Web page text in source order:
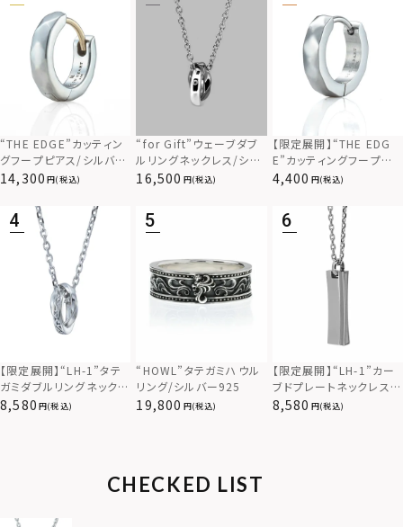
“THE EDGE”カッティン
グフープピアス/シルバー
925
14,300 (税込)
“for Gift”ウェーブダブ
ルリングネックレス/シル
バー×ブラック/シルバー
16,500 (税込)
【限定展開】“THE EDG
E”カッティングフープピ
アス/サージカルステンレ
4,400 (税込)
【限定展開】“LH-1”タテ
ガミダブルリングネックレ
ス（ツイスト/シルバー）/
8,580 (税込)
“HOWL”タテガミハウル
リング/シルバー925
19,800 (税込)
【限定展開】“LH-1”カー
ブドプレートネックレス/
サージカルステンレス（金
8,580 (税込)
CHECKED LIST